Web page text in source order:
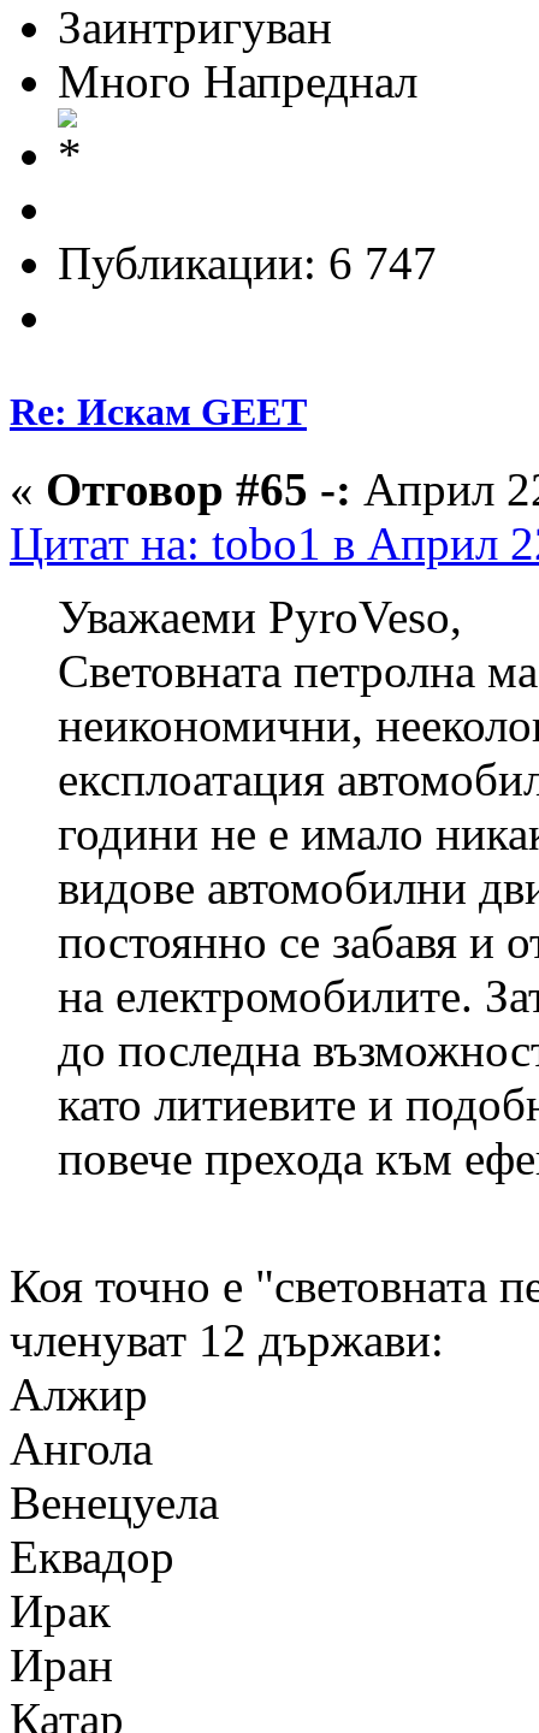
Заинтригуван
Много Напреднал
Публикации: 6 747
Re: Искам GEET
« Отговор #65 -: Април
Цитат на: tobo1 в Април
Уважаеми PyroVeso,
Световната петролна
неикономични,
експлоатация
години не е имало
видове автомобилни
постоянно се забавя и
на електромобилите.
до последна
като литиевите и
повече прехода към
Коя точно е
членуват 12 държави:
Алжир
Ангола
Венецуела
Еквадор
Ирак
Иран
Катар